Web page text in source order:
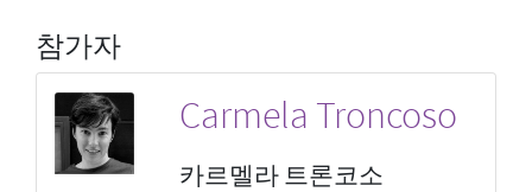
참가자
Carmela Troncoso
카르멜라 트론코소